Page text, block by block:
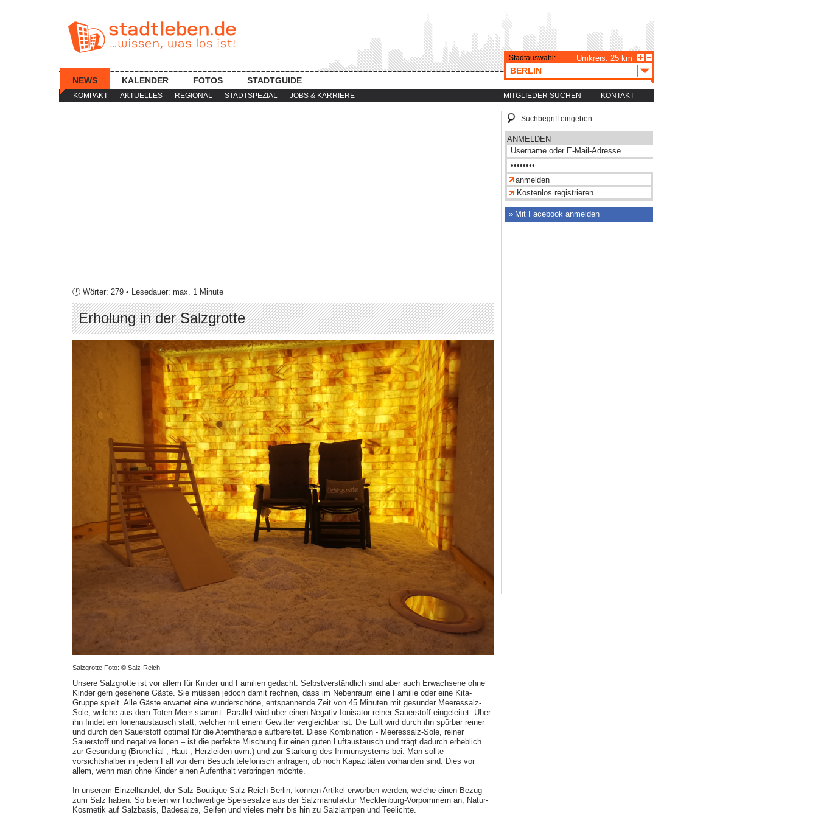
KOMPAKT AKTUELLES REGIONAL STADTSPEZIAL JOBS & KARRIERE MITGLIEDER SUCHEN KONTAKT
NEWS KALENDER FOTOS STADTGUIDE
Stadtauswahl: Umkreis: 25 km
BERLIN
🕘 Wörter: 279 • Lesedauer: max. 1 Minute
Erholung in der Salzgrotte
Salzgrotte Foto: © Salz-Reich
Unsere Salzgrotte ist vor allem für Kinder und Familien gedacht. Selbstverständlich sind aber auch Erwachsene ohne
Kinder gern gesehene Gäste. Sie müssen jedoch damit rechnen, dass im Nebenraum eine Familie oder eine Kita-
Gruppe spielt. Alle Gäste erwartet eine wunderschöne, entspannende Zeit von 45 Minuten mit gesunder Meeressalz-
Sole, welche aus dem Toten Meer stammt. Parallel wird über einen Negativ-Ionisator reiner Sauerstoff eingeleitet. Über
ihn findet ein Ionenaustausch statt, welcher mit einem Gewitter vergleichbar ist. Die Luft wird durch ihn spürbar reiner
und durch den Sauerstoff optimal für die Atemtherapie aufbereitet. Diese Kombination - Meeressalz-Sole, reiner
Sauerstoff und negative Ionen – ist die perfekte Mischung für einen guten Luftaustausch und trägt dadurch erheblich
zur Gesundung (Bronchial-, Haut-, Herzleiden uvm.) und zur Stärkung des Immunsystems bei. Man sollte
vorsichtshalber in jedem Fall vor dem Besuch telefonisch anfragen, ob noch Kapazitäten vorhanden sind. Dies vor
allem, wenn man ohne Kinder einen Aufenthalt verbringen möchte.
In unserem Einzelhandel, der Salz-Boutique Salz-Reich Berlin, können Artikel erworben werden, welche einen Bezug
zum Salz haben. So bieten wir hochwertige Speisesalze aus der Salzmanufaktur Mecklenburg-Vorpommern an, Natur-
Kosmetik auf Salzbasis, Badesalze, Seifen und vieles mehr bis hin zu Salzlampen und Teelichte.
ANMELDEN
Kostenlos registrieren
Mit Facebook anmelden